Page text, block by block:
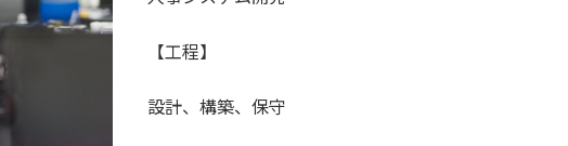
【工程】
設計、構築、保守